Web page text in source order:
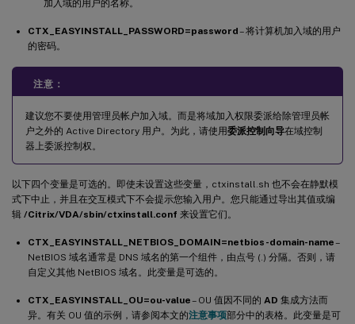
加入域的用户的名称。
CTX_EASYINSTALL_PASSWORD=password– 将计算机加入域的用户
的密码。
注意：
建议您不要使用管理员帐户加入域。而是将域加入权限委派给除管理员帐
户之外的 Active Directory 用户。为此，请使用委派控制向导在域控制
器上委派控制权。
以下四个变量是可选的。即使未设置这些变量，ctxinstall.sh 也不会在静默模
式下中止，并且在交互模式下不会提示您输入用户。您只能通过导出其值或编
辑 /Citrix/VDA/sbin/ctxinstall.conf 来设置它们。
CTX_EASYINSTALL_NETBIOS_DOMAIN=netbios-domain-name–
NetBIOS 域名通常是 DNS 域名的第一个组件，由点号 (.) 分隔。否则，请
自定义其他 NetBIOS 域名。此变量是可选的。
CTX_EASYINSTALL_OU=ou-value– OU 值因不同的 AD 集成方法而
异。有关 OU 值的示例，请参阅本文的注意事项部分中的表格。此变量是可